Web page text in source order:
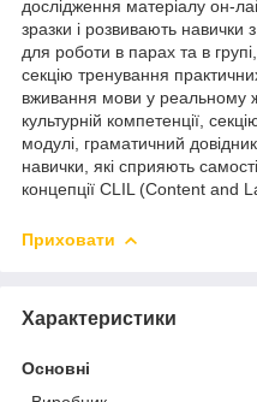
дослідження матеріалу он-
зразки і розвивають навички
для роботи в парах та в
секцію тренування
вживання мови у реальному
культурній компетенції,
модулі, граматичний
навички, які сприяють
концепції CLIL (Content and
Приховати
Характеристики
Основні